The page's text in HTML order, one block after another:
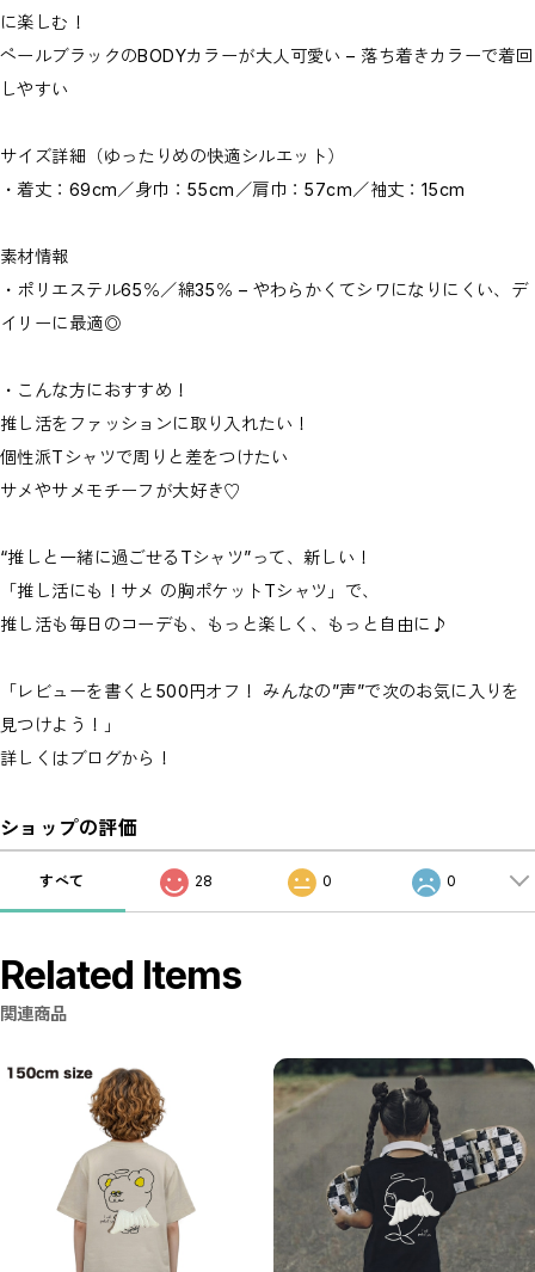
に楽しむ！
ペールブラックのBODYカラーが大人可愛い – 落ち着きカラーで着回
しやすい
サイズ詳細（ゆったりめの快適シルエット）
・着丈：69cm／身巾：55cm／肩巾：57cm／袖丈：15cm
素材情報
・ポリエステル65％／綿35％ – やわらかくてシワになりにくい、デ
イリーに最適◎
・こんな方におすすめ！
推し活をファッションに取り入れたい！
個性派Tシャツで周りと差をつけたい
サメやサメモチーフが大好き♡
“推しと一緒に過ごせるTシャツ”って、新しい！
「推し活にも！サメ の胸ポケットTシャツ」で、
推し活も毎日のコーデも、もっと楽しく、もっと自由に♪
「レビューを書くと500円オフ！ みんなの”声”で次のお気に入りを
見つけよう！」
詳しくはブログから！
ショップの評価
すべて 28 0 0
Related Items
関連商品